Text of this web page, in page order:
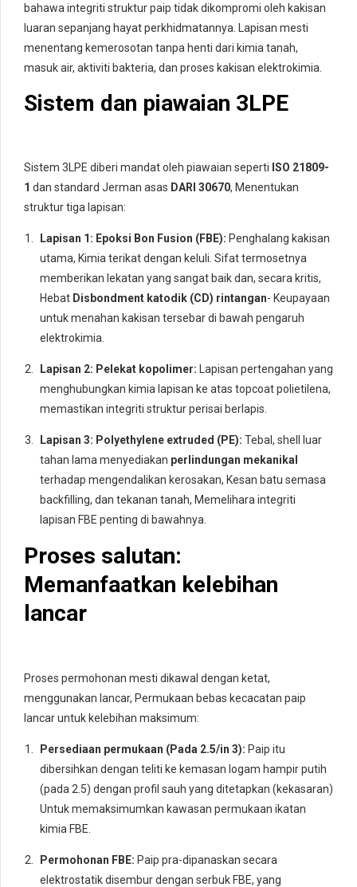
bahawa integriti struktur paip tidak dikompromi oleh kakisan
luaran sepanjang hayat perkhidmatannya. Lapisan mesti
menentang kemerosotan tanpa henti dari kimia tanah,
masuk air, aktiviti bakteria, dan proses kakisan elektrokimia.
Sistem dan piawaian 3LPE
Sistem 3LPE diberi mandat oleh piawaian seperti ISO 21809-
1 dan standard Jerman asas DARI 30670, Menentukan
struktur tiga lapisan:
Lapisan 1: Epoksi Bon Fusion (FBE): Penghalang kakisan
utama, Kimia terikat dengan keluli. Sifat termosetnya
memberikan lekatan yang sangat baik dan, secara kritis,
Hebat Disbondment katodik (CD) rintangan- Keupayaan
untuk menahan kakisan tersebar di bawah pengaruh
elektrokimia.
Lapisan 2: Pelekat kopolimer: Lapisan pertengahan yang
menghubungkan kimia lapisan ke atas topcoat polietilena,
memastikan integriti struktur perisai berlapis.
Lapisan 3: Polyethylene extruded (PE): Tebal, shell luar
tahan lama menyediakan perlindungan mekanikal
terhadap mengendalikan kerosakan, Kesan batu semasa
backfilling, dan tekanan tanah, Memelihara integriti
lapisan FBE penting di bawahnya.
Proses salutan:
Memanfaatkan kelebihan
lancar
Proses permohonan mesti dikawal dengan ketat,
menggunakan lancar, Permukaan bebas kecacatan paip
lancar untuk kelebihan maksimum:
Persediaan permukaan (Pada 2.5/in 3): Paip itu
dibersihkan dengan teliti ke kemasan logam hampir putih
(pada 2.5) dengan profil sauh yang ditetapkan (kekasaran)
Untuk memaksimumkan kawasan permukaan ikatan
kimia FBE.
Permohonan FBE: Paip pra-dipanaskan secara
elektrostatik disembur dengan serbuk FBE, yang